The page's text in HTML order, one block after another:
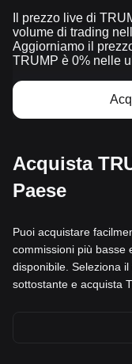
Il prezzo live di
volume di trading
Aggiorniamo il
TRUMP è 0% nelle
Acquista
Paese
Puoi acquistare
commissioni più basse
disponibile. Seleziona
sottostante e acquista